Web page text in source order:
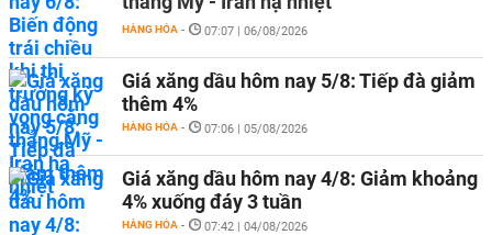
HÀNG HÓA - 07:07 | 06/08/2026
Giá xăng dầu hôm nay 5/8: Tiếp đà giảm
thêm 4%
HÀNG HÓA - 07:06 | 05/08/2026
Giá xăng dầu hôm nay 4/8: Giảm khoảng
4% xuống đáy 3 tuần
HÀNG HÓA - 07:42 | 04/08/2026